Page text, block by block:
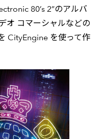
80’s 2”のアルバ
オ コマーシャルなどの
CityEngine を使って作